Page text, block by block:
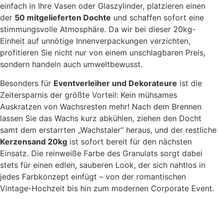
einfach in Ihre Vasen oder Glaszylinder, platzieren einen
der 50 mitgelieferten Dochte und schaffen sofort eine
stimmungsvolle Atmosphäre. Da wir bei dieser 20kg-
Einheit auf unnötige Innenverpackungen verzichten,
profitieren Sie nicht nur von einem unschlagbaren Preis,
sondern handeln auch umweltbewusst.
Besonders für Eventverleiher und Dekorateure ist die
Zeitersparnis der größte Vorteil: Kein mühsames
Auskratzen von Wachsresten mehr! Nach dem Brennen
lassen Sie das Wachs kurz abkühlen, ziehen den Docht
samt dem erstarrten „Wachstaler“ heraus, und der restliche
Kerzensand 20kg ist sofort bereit für den nächsten
Einsatz. Die reinweiße Farbe des Granulats sorgt dabei
stets für einen edlen, sauberen Look, der sich nahtlos in
jedes Farbkonzept einfügt – von der romantischen
Vintage-Hochzeit bis hin zum modernen Corporate Event.